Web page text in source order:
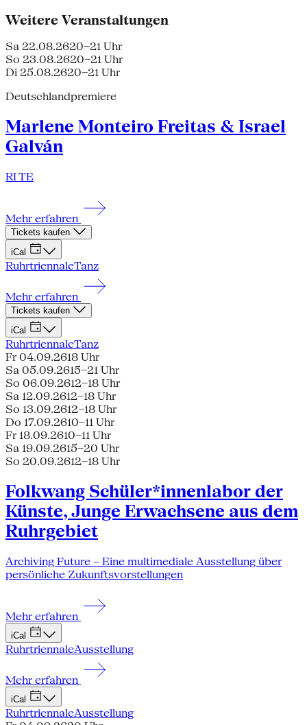
Weitere Veranstaltungen
Sa 22.08.2620–21 Uhr
So 23.08.2620–21 Uhr
Di 25.08.2620–21 Uhr
Deutschlandpremiere
Marlene Monteiro Freitas & Israel
Galván
RI TE
Mehr erfahren
Tickets kaufen
iCal
RuhrtriennaleTanz
Mehr erfahren
Tickets kaufen
iCal
RuhrtriennaleTanz
Fr 04.09.2618 Uhr
Sa 05.09.2615–21 Uhr
So 06.09.2612–18 Uhr
Sa 12.09.2612–18 Uhr
So 13.09.2612–18 Uhr
Do 17.09.2610–11 Uhr
Fr 18.09.2610–11 Uhr
Sa 19.09.2615–20 Uhr
So 20.09.2612–18 Uhr
Folkwang Schüler*innenlabor der
Künste, Junge Erwachsene aus dem
Ruhrgebiet
Archiving Future – Eine multimediale Ausstellung über
persönliche Zukunftsvorstellungen
Mehr erfahren
iCal
RuhrtriennaleAusstellung
Mehr erfahren
iCal
RuhrtriennaleAusstellung